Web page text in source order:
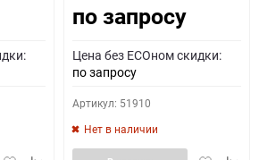
по запросу
Цена без ECOном скидки:
по запросу
Артикул: 51910
Нет в наличии